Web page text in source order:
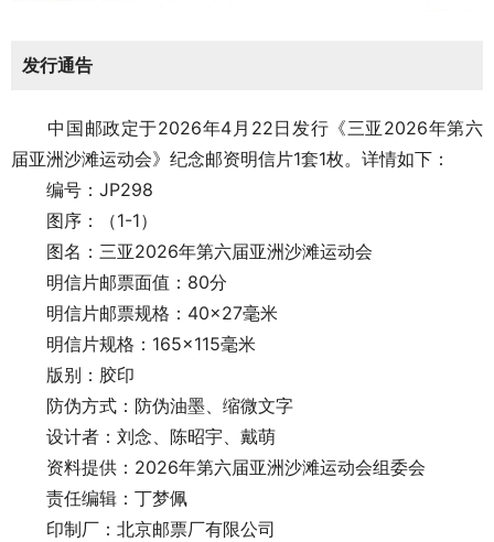
发行通告
中国邮政定于2026年4月22日发行《三亚2026年第六
届亚洲沙滩运动会》纪念邮资明信片1套1枚。详情如下：
编号：JP298
图序：（1-1）
图名：三亚2026年第六届亚洲沙滩运动会
明信片邮票面值：80分
明信片邮票规格：40×27毫米
明信片规格：165×115毫米
版别：胶印
防伪方式：防伪油墨、缩微文字
设计者：刘念、陈昭宇、戴萌
资料提供：2026年第六届亚洲沙滩运动会组委会
责任编辑：丁梦佩
印制厂：北京邮票厂有限公司